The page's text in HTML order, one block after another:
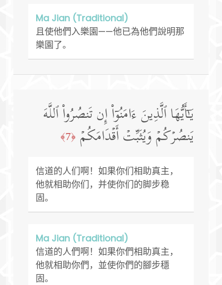
Ma Jian (Traditional)
且使他們入樂園——他已為他們說明那
樂園了。
یَـٰۤأَیُّهَا ٱلَّذِینَ ءَامَنُوۤا۟ إِن تَنصُرُوا۟ ٱللَّهَ
یَنصُرۡكُمۡ وَیُثَبِّتۡ أَقۡدَامَكُمۡ ﴿7﴾
信道的人们啊！如果你们相助真主，
他就相助你们，并使你们的脚步稳
固。
Ma Jian (Traditional)
信道的人們啊！如果你們相助真主，
他就相助你們，並使你們的腳步穩
固。